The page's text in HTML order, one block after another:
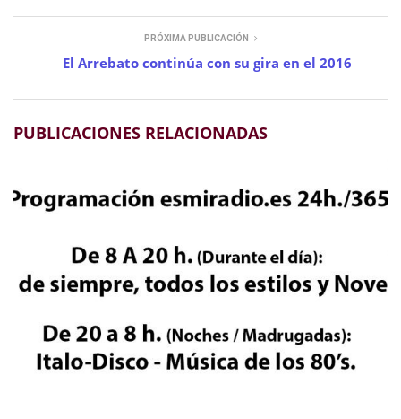
PRÓXIMA PUBLICACIÓN
El Arrebato continúa con su gira en el 2016
PUBLICACIONES RELACIONADAS